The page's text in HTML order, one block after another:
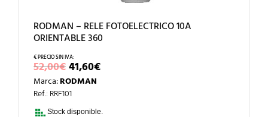
RODMAN – RELE FOTOELECTRICO 10A
ORIENTABLE 360
52,00€EL
PRECIO
ORIGINAL
ERA:
52,00€.
41,60€EL
PRECIO
Marca:RODMAN
Ref.: RRF101
Stock disponible.